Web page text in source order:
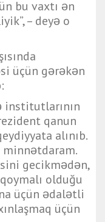
bu vaxtı ən
– deyə o
üçün gərəkən
institutlarının
qanun
alınıb.
gecikmədən,
olduğu
üçün ədalətli
üçün